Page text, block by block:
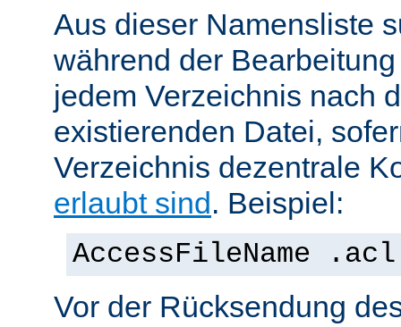
Aus dieser Namensliste
während der
jedem Verzeichnis nach
existierenden Datei,
Verzeichnis dezentrale
erlaubt sind . Beispiel:
AccessFileName .acl
Vor der Rücksendung